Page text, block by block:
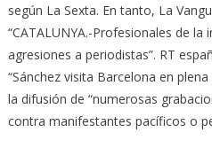
según La Sexta. En tanto, La
“CATALUNYA.-Profesionales de
agresiones a periodistas”. RT
“Sánchez visita Barcelona en
la difusión de “numerosas
contra manifestantes pacíficos o